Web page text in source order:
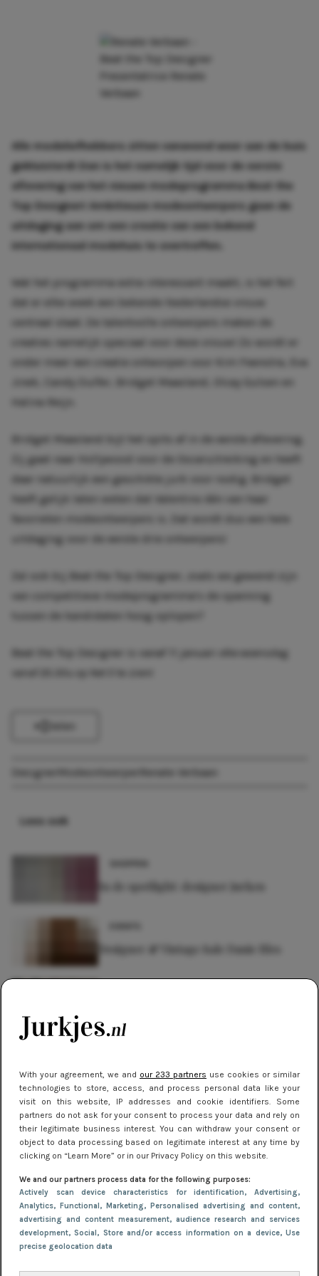
With your agreement, we and our 233 partners use cookies or similar
technologies to store, access, and process personal data like your
visit on this website, IP addresses and cookie identifiers. Some
partners do not ask for your consent to process your data and rely on
their legitimate business interest. You can withdraw your consent or
object to data processing based on legitimate interest at any time by
clicking on “Learn More” or in our Privacy Policy on this website.
We and our partners process data for the following purposes:
Actively scan device characteristics for identification, Advertising,
Analytics, Functional, Marketing, Personalised advertising and content,
advertising and content measurement, audience research and services
development, Social, Store and/or access information on a device, Use
precise geolocation data
Presentatrice Renate
Verbaan
Alle modeliefhebbers zitten vanavond weer aan de buis
gekluisterd! Dan is het namelijk tijd voor de eerste
aflevering van het nieuwe modeprogramma Beat the
Top Designer! Ambitieuze modeontwerpers gaan de
uitdaging aan om een creatie van een bekend
internationaal modehuis te overtreffen.
Wat het programma extra interessant maakt, is het feit
dat er elke week een bekende Nederlandse vrouw
centraal staat. De talentvolle ontwerpers maken de
creaties namelijk speciaal voor deze vrouw! Zo wordt er
onder meer een creatie ontworpen voor Kim Feenstra, Eva
Jinek, Candy Dulfer, Bridget Maasland, Olcay Gulsen en
Halina Reijn.
Bridget Maasland bijt het spits af in de eerste aflevering.
Zij gaat naar Hollywood voor de Oscaruitreiking en heeft
daar natuurlijk een geschikte jurk voor nodig. Bridget
heeft gelijk laten weten dat Valentino één van haar
favorieten modeontwerpers is. Dat wordt dus een hele
uitdaging voor de eerste drie ontwerpers!
Zal ook bij Beat the Top Designer, zoals we gewend zijn
van competitieve modeprogramma’s de spanning
tussen de kandidaten hoog oplopen?
Beat the Top Designer is vanaf 11 januari
elke woensdag
vanaf 20.30u op Net 5
Designer Modeontwerper Renate Verbaan
Lees ook
In de spotlight: designer jurken
Designer & Vintage Sale Danie Bles
jurklengte: zo draag je sportief en
NIEUWS
Oranje & geel: de felgekleurde
winterjurken trend die je wilt dragen